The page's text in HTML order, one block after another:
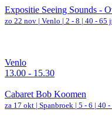
Expositie Seeing Sounds -
zo 22 nov | Venlo | 2 - 8 | 40 - 65
Venlo
13.00 - 15.30
Cabaret Bob Koomen
za 17 okt | Spanbroek | 5 - 6 | 40 -